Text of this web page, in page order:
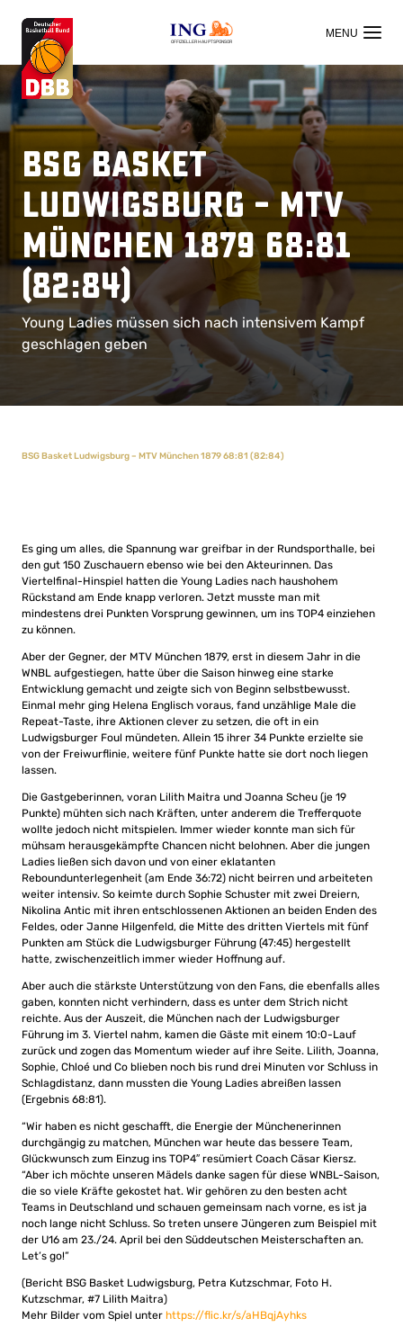
OFFIZIELLER HAUPTSPONSOR
BSG Basket
Ludwigsburg – MTV
München 1879 68:81
(82:84)
Young Ladies müssen sich nach intensivem Kampf
geschlagen geben
BSG Basket Ludwigsburg – MTV München 1879 68:81 (82:84)
Es ging um alles, die Spannung war greifbar in der Rundsporthalle, bei
den gut 150 Zuschauern ebenso wie bei den Akteurinnen. Das
Viertelfinal-Hinspiel hatten die Young Ladies nach haushohem
Rückstand am Ende knapp verloren. Jetzt musste man mit
mindestens drei Punkten Vorsprung gewinnen, um ins TOP4 einziehen
zu können.
Aber der Gegner, der MTV München 1879, erst in diesem Jahr in die
WNBL aufgestiegen, hatte über die Saison hinweg eine starke
Entwicklung gemacht und zeigte sich von Beginn selbstbewusst.
Einmal mehr ging Helena Englisch voraus, fand unzählige Male die
Repeat-Taste, ihre Aktionen clever zu setzen, die oft in ein
Ludwigsburger Foul mündeten. Allein 15 ihrer 34 Punkte erzielte sie
von der Freiwurflinie, weitere fünf Punkte hatte sie dort noch liegen
lassen.
Die Gastgeberinnen, voran Lilith Maitra und Joanna Scheu (je 19
Punkte) mühten sich nach Kräften, unter anderem die Trefferquote
wollte jedoch nicht mitspielen. Immer wieder konnte man sich für
mühsam herausgekämpfte Chancen nicht belohnen. Aber die jungen
Ladies ließen sich davon und von einer eklatanten
Reboundunterlegenheit (am Ende 36:72) nicht beirren und arbeiteten
weiter intensiv. So keimte durch Sophie Schuster mit zwei Dreiern,
Nikolina Antic mit ihren entschlossenen Aktionen an beiden Enden des
Feldes, oder Janne Hilgenfeld, die Mitte des dritten Viertels mit fünf
Punkten am Stück die Ludwigsburger Führung (47:45) hergestellt
hatte, zwischenzeitlich immer wieder Hoffnung auf.
Aber auch die stärkste Unterstützung von den Fans, die ebenfalls alles
gaben, konnten nicht verhindern, dass es unter dem Strich nicht
reichte. Aus der Auszeit, die München nach der Ludwigsburger
Führung im 3. Viertel nahm, kamen die Gäste mit einem 10:0-Lauf
zurück und zogen das Momentum wieder auf ihre Seite. Lilith, Joanna,
Sophie, Chloé und Co blieben noch bis rund drei Minuten vor Schluss in
Schlagdistanz, dann mussten die Young Ladies abreißen lassen
(Ergebnis 68:81).
“Wir haben es nicht geschafft, die Energie der Münchenerinnen
durchgängig zu matchen, München war heute das bessere Team,
Glückwunsch zum Einzug ins TOP4″ resümiert Coach Cäsar Kiersz.
“Aber ich möchte unseren Mädels danke sagen für diese WNBL-Saison,
die so viele Kräfte gekostet hat. Wir gehören zu den besten acht
Teams in Deutschland und schauen gemeinsam nach vorne, es ist ja
noch lange nicht Schluss. So treten unsere Jüngeren zum Beispiel mit
der U16 am 23./24. April bei den Süddeutschen Meisterschaften an.
Let’s go!”
(Bericht BSG Basket Ludwigsburg, Petra Kutzschmar, Foto H.
Kutzschmar, #7 Lilith Maitra)
Mehr Bilder vom Spiel unter https://flic.kr/s/aHBqjAyhks